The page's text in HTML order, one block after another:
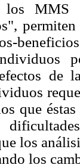
los MMS
de
que
los
los